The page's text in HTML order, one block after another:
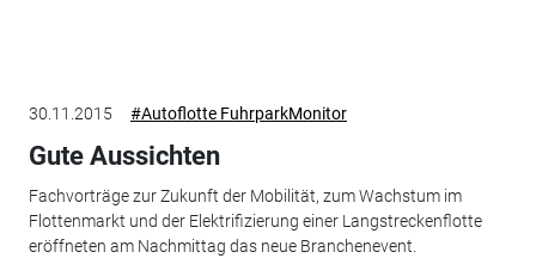
30.11.2015 #Autoflotte FuhrparkMonitor
Gute Aussichten
Fachvorträge zur Zukunft der Mobilität, zum Wachstum im
Flottenmarkt und der Elektrifizierung einer Langstreckenflotte
eröffneten am Nachmittag das neue Branchenevent.